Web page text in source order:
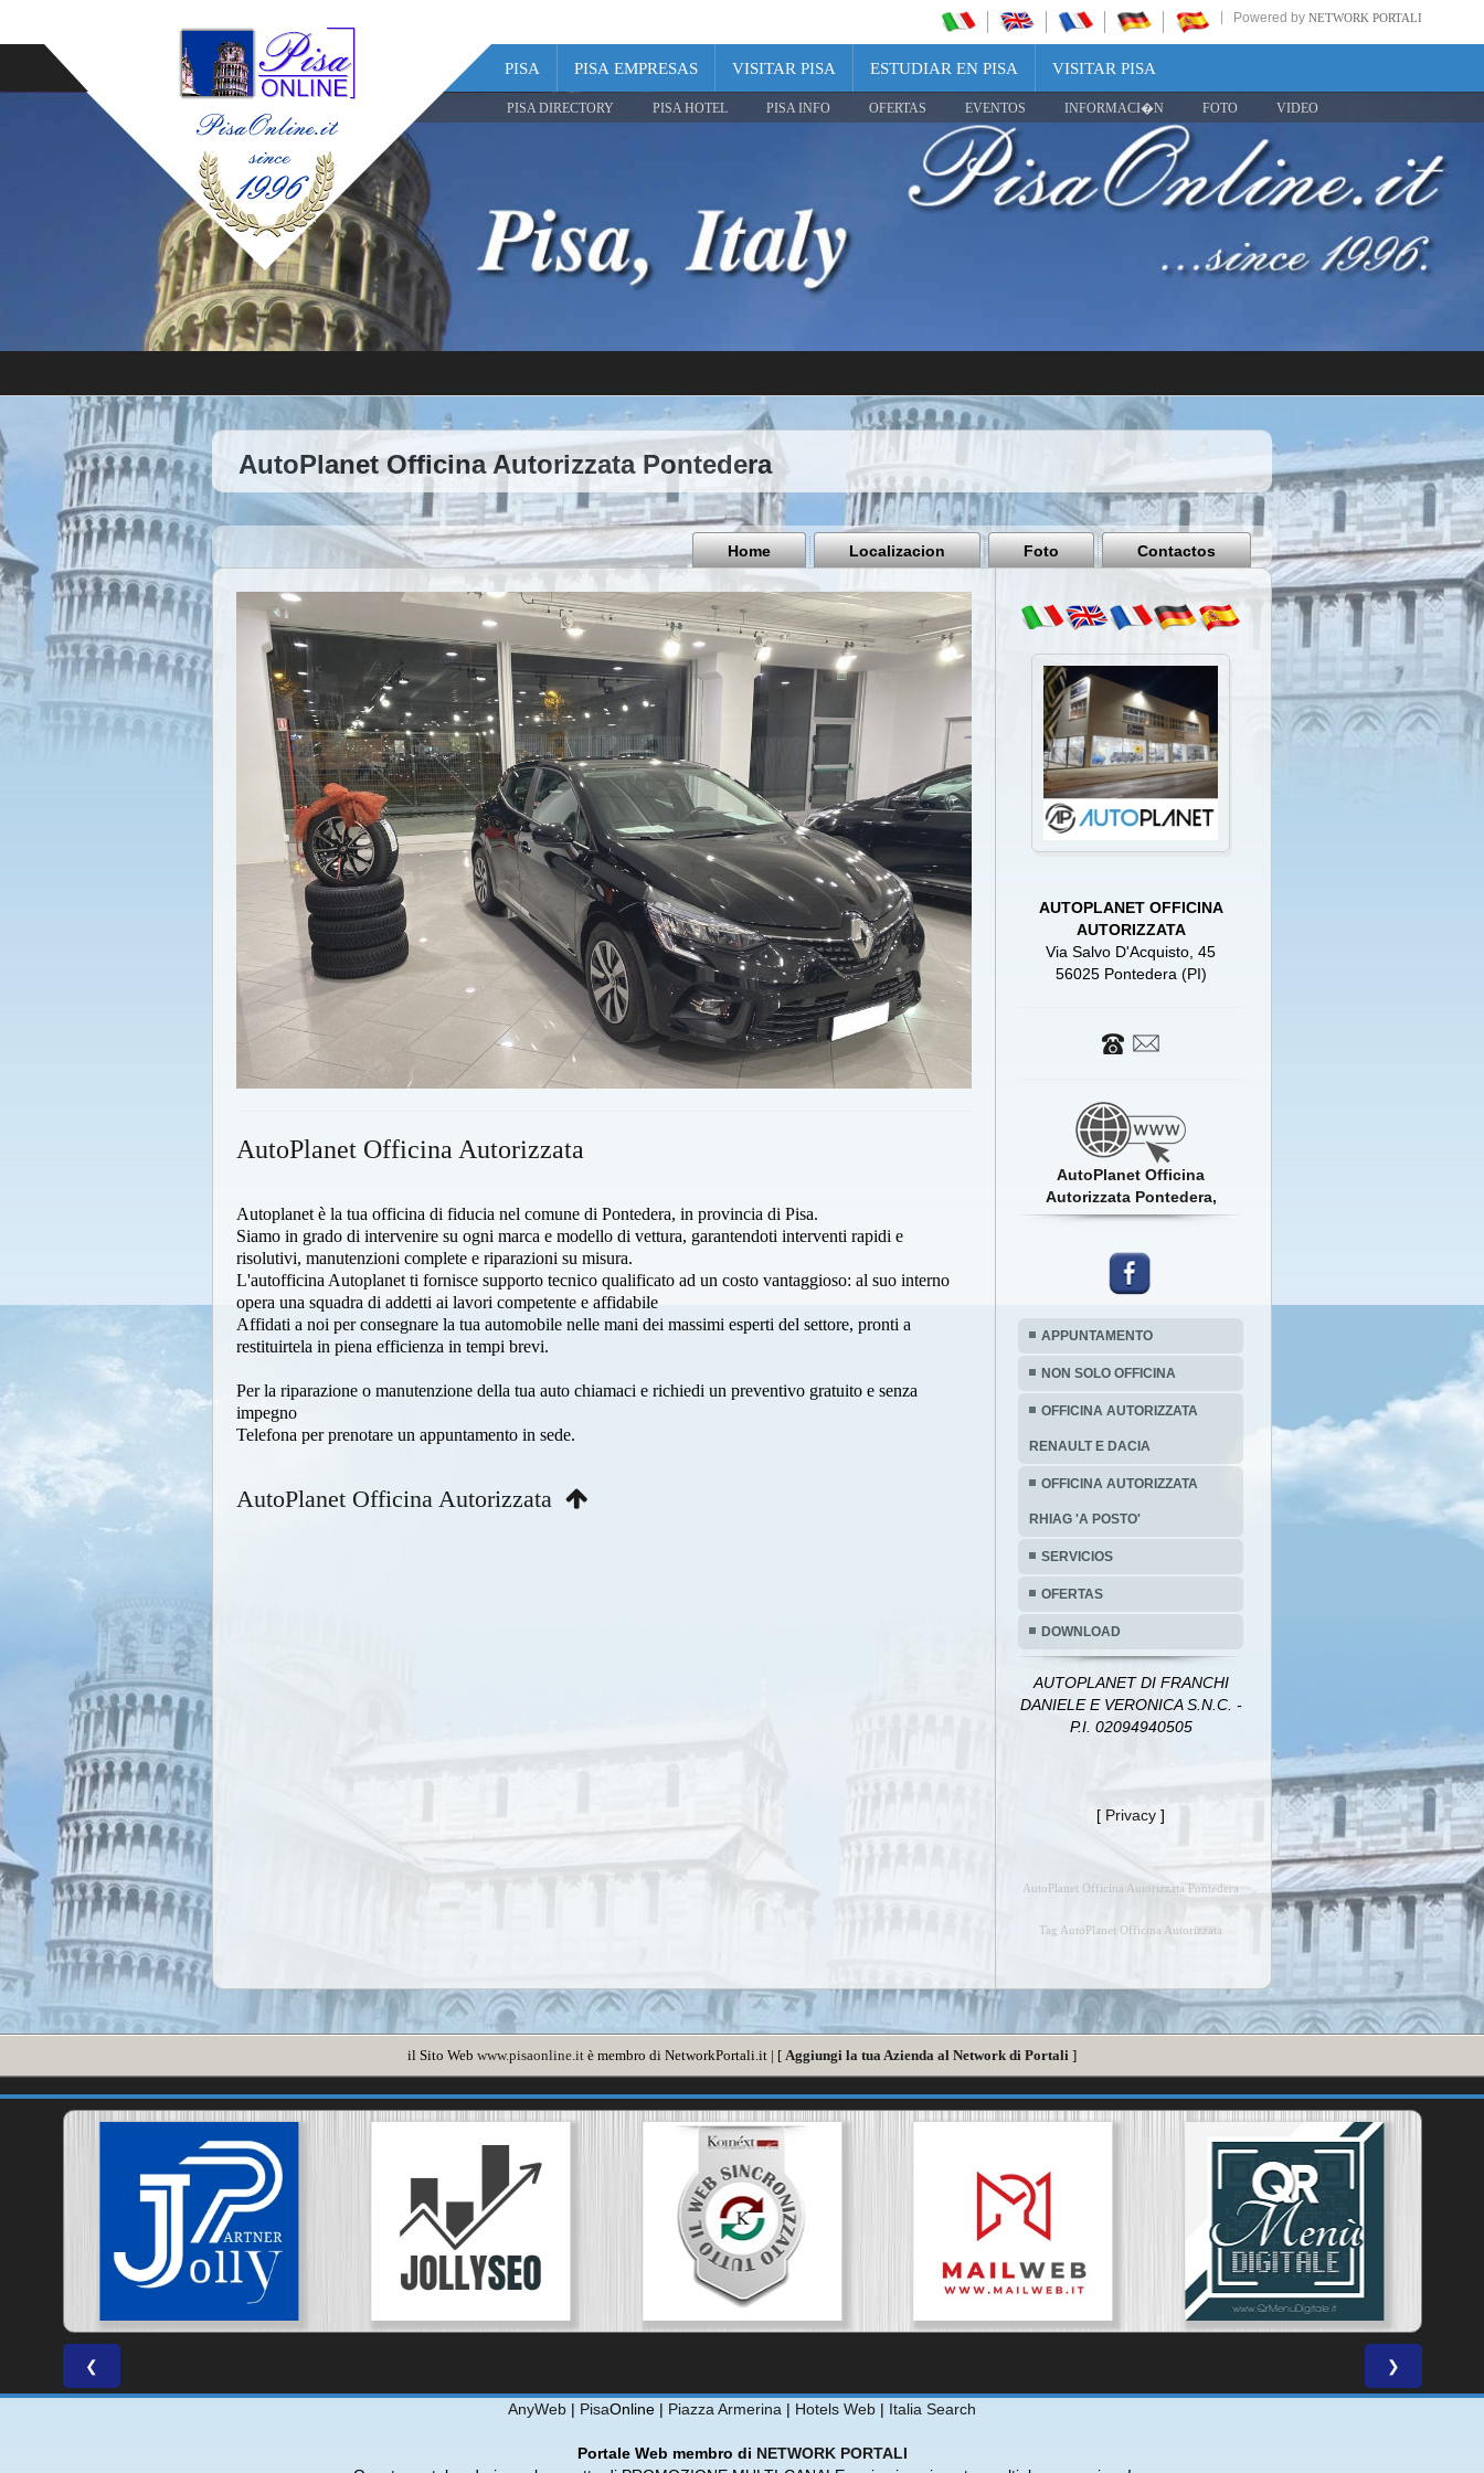
Powered by NETWORK PORTALI
PISA PISA EMPRESAS VISITAR PISA ESTUDIAR EN PISA VISITAR PISA
PISA DIRECTORY PISA HOTEL PISA INFO OFERTAS EVENTOS INFORMACI�N FOTO VIDEO
Share
Pisa
Italy
AutoPlanet Officina Autorizzata Pontedera
Home Localizacion Foto Contactos
AutoPlanet Officina Autorizzata
Autoplanet è la tua officina di fiducia nel comune di Pontedera, in provincia di Pisa.
Siamo in grado di intervenire su ogni marca e modello di vettura, garantendoti interventi rapidi e
risolutivi, manutenzioni complete e riparazioni su misura.
L'autofficina Autoplanet ti fornisce supporto tecnico qualificato ad un costo vantaggioso: al suo interno
opera una squadra di addetti ai lavori competente e affidabile
Affidati a noi per consegnare la tua automobile nelle mani dei massimi esperti del settore, pronti a
restituirtela in piena efficienza in tempi brevi.
Per la riparazione o manutenzione della tua auto chiamaci e richiedi un preventivo gratuito e senza
impegno
Telefona per prenotare un appuntamento in sede.
AutoPlanet Officina Autorizzata
AUTOPLANET OFFICINA
AUTORIZZATA
Via Salvo D'Acquisto, 45
56025 Pontedera (PI)
AutoPlanet Officina
Autorizzata Pontedera,
APPUNTAMENTO
NON SOLO OFFICINA
OFFICINA AUTORIZZATA
RENAULT E DACIA
OFFICINA AUTORIZZATA
RHIAG 'A POSTO'
SERVICIOS
OFERTAS
DOWNLOAD
AUTOPLANET DI FRANCHI
DANIELE E VERONICA S.N.C. -
P.I. 02094940505
[ Privacy ]
AutoPlanet Officina Autorizzata Pontedera
Tag AutoPlanet Officina Autorizzata
il Sito Web www.pisaonline.it è membro di NetworkPortali.it | [ Aggiungi la tua Azienda al Network di Portali ]
❮ ❯
AnyWeb | PisaOnline | Piazza Armerina | Hotels Web | Italia Search
Portale Web membro di NETWORK PORTALI